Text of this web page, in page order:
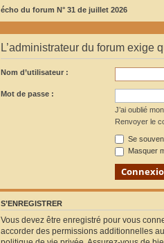
écho du forum N° 31 de juillet 2026
L’administrateur du forum exige
Nom d’utilisateur :
Mot de passe :
J’ai oublié
Renvoyer le
Se
Masquer
S’ENREGISTRER
Vous devez être enregistré pour vous
accorder des permissions additionnelles